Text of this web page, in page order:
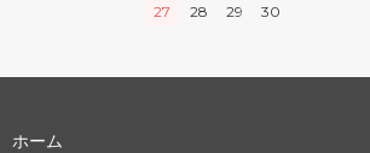
27
28 29 30
ホーム